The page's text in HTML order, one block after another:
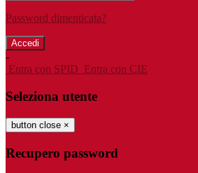
Password dimenticata?
-
Entra con SPID Entra con CIE
Seleziona utente
button close ×
Recupero password